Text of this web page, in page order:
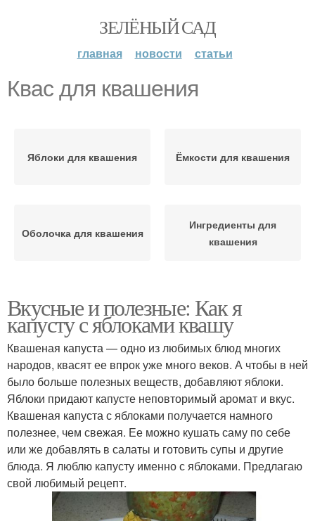
ЗЕЛЁНЫЙ САД
главная новости статьи
Квас для квашения
Яблоки для квашения Ёмкости для квашения
Оболочка для квашения
Ингредиенты для
квашения
Вкусные и полезные: Как я
капусту с яблоками квашу
Квашеная капуста — одно из любимых блюд многих
народов, квасят ее впрок уже много веков. А чтобы в ней
было больше полезных веществ, добавляют яблоки.
Яблоки придают капусте неповторимый аромат и вкус.
Квашеная капуста с яблоками получается намного
полезнее, чем свежая. Ее можно кушать саму по себе
или же добавлять в салаты и готовить супы и другие
блюда. Я люблю капусту именно с яблоками. Предлагаю
свой любимый рецепт.